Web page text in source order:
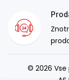
© 2026 Vse